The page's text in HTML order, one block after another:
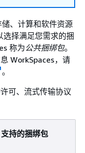
、计算和软件资源
择满足您需求的捆
称为公共捆绑包。
WorkSpaces，请
。
可、流式传输协议
支持的捆绑包